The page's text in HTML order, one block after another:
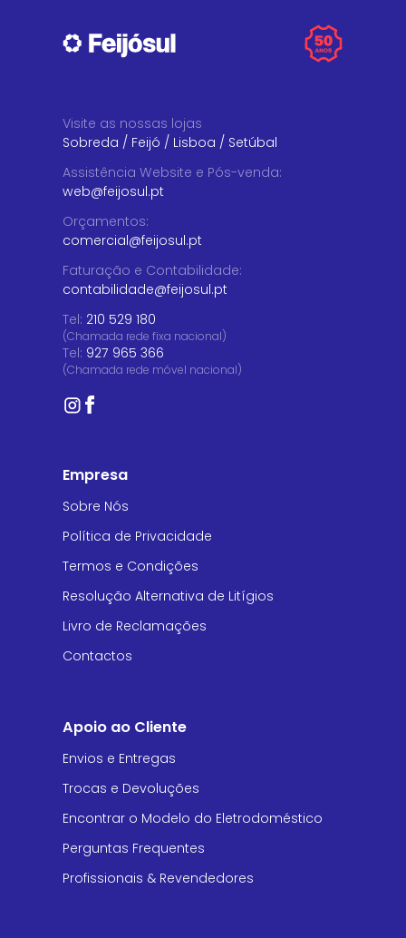
Visite as nossas lojas
Sobreda / Feijó / Lisboa / Setúbal
Assistência Website e Pós-venda:
web@feijosul.pt
Orçamentos:
comercial@feijosul.pt
Faturação e Contabilidade:
contabilidade@feijosul.pt
Tel: 210 529 180
(Chamada rede fixa nacional)
Tel: 927 965 366
(Chamada rede móvel nacional)
Empresa
Sobre Nós
Política de Privacidade
Termos e Condições
Resolução Alternativa de Litígios
Livro de Reclamações
Contactos
Apoio ao Cliente
Envios e Entregas
Trocas e Devoluções
Encontrar o Modelo do Eletrodoméstico
Perguntas Frequentes
Profissionais & Revendedores